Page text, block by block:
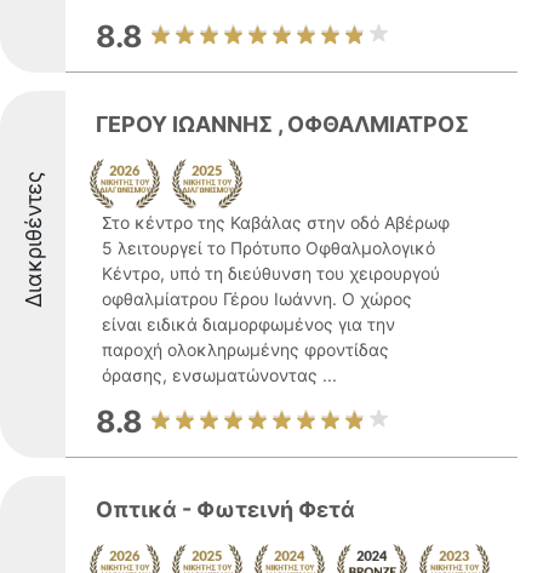
8.8
Διακριθέντες
ΓΕΡΟΥ ΙΩΑΝΝΗΣ , ΟΦΘΑΛΜΙΑΤΡΟΣ
Στο κέντρο της Καβάλας στην οδό Αβέρωφ
5 λειτουργεί το Πρότυπο Οφθαλμολογικό
Κέντρο, υπό τη διεύθυνση του χειρουργού
οφθαλμίατρου Γέρου Ιωάννη. Ο χώρος
είναι ειδικά διαμορφωμένος για την
παροχή ολοκληρωμένης φροντίδας
όρασης, ενσωματώνοντας ...
8.8
Οπτικά - Φωτεινή Φετά